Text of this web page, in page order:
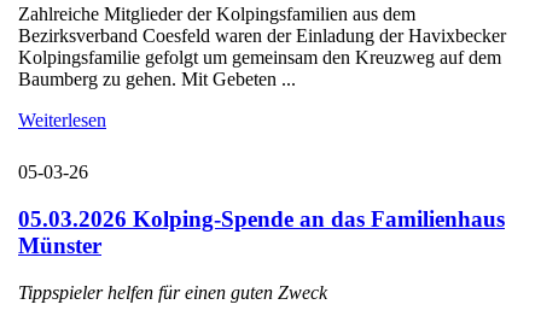
Zahlreiche Mitglieder der Kolpingsfamilien aus dem
Bezirksverband Coesfeld waren der Einladung der Havixbecker
Kolpingsfamilie gefolgt um gemeinsam den Kreuzweg auf dem
Baumberg zu gehen. Mit Gebeten ...
Weiterlesen
05-03-26
05.03.2026 Kolping-Spende an das Familienhaus
Münster
Tippspieler helfen für einen guten Zweck